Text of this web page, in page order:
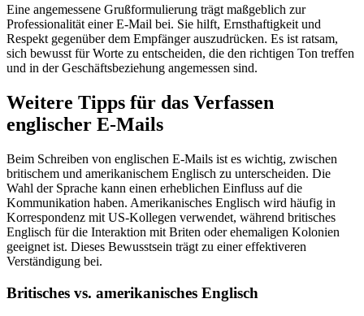
Eine angemessene Grußformulierung trägt maßgeblich zur
Professionalität einer E-Mail bei. Sie hilft, Ernsthaftigkeit und
Respekt gegenüber dem Empfänger auszudrücken. Es ist ratsam,
sich bewusst für Worte zu entscheiden, die den richtigen Ton treffen
und in der Geschäftsbeziehung angemessen sind.
Weitere Tipps für das Verfassen
englischer E-Mails
Beim Schreiben von englischen E-Mails ist es wichtig, zwischen
britischem und amerikanischem Englisch zu unterscheiden. Die
Wahl der Sprache kann einen erheblichen Einfluss auf die
Kommunikation haben. Amerikanisches Englisch wird häufig in
Korrespondenz mit US-Kollegen verwendet, während britisches
Englisch für die Interaktion mit Briten oder ehemaligen Kolonien
geeignet ist. Dieses Bewusstsein trägt zu einer effektiveren
Verständigung bei.
Britisches vs. amerikanisches Englisch